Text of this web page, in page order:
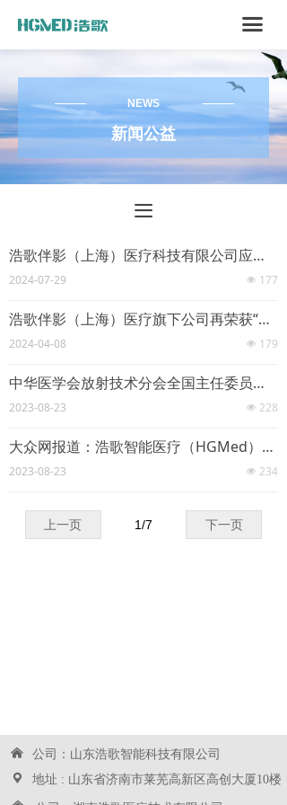
끀
끀
浩歌伴影（上海）医疗科技有限公司应邀至齐鲁师范学院交流合作
넶 177
2024-07-29
浩歌伴影（上海）医疗旗下公司再荣获“国家高新企业”认定，科技创新再添新篇章
넶 179
2024-04-08
中华医学会放射技术分会全国主任委员马新武莅临浩歌智能医疗，共谋放射技术发展
넶 228
2023-08-23
大众网报道：浩歌智能医疗（HGMed）赞助中国药科大学篮球联赛，促进校友交流和健康生活
넶 234
2023-08-23
上一页 下一页
1/7
新闻公益
NEWS
낀
끇
公司：山东浩歌智能科技有限公司
地址 : 山东省济南市莱芜高新区高创大厦10楼